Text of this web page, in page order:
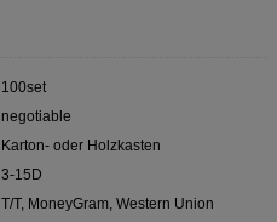
100set
negotiable
Karton- oder Holzkasten
3-15D
T/T, MoneyGram, Western Union